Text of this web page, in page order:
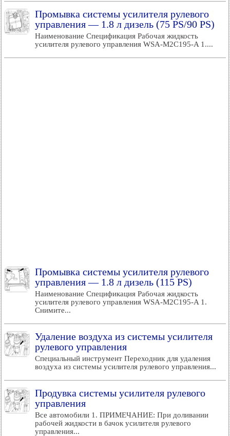
Промывка системы усилителя рулевого
управления — 1.8 л дизель (75 PS/90 PS)
Наименование Спецификация Рабочая жидкость
усилителя рулевого управления WSA-M2C195-A 1....
Промывка системы усилителя рулевого
управления — 1.8 л дизель (115 PS)
Наименование Спецификация Рабочая жидкость
усилителя рулевого управления WSA-M2C195-A 1.
Снимите...
Удаление воздуха из системы усилителя
рулевого управления
Специальный инструмент Переходник для удаления
воздуха из системы усилителя рулевого управления...
Продувка системы усилителя рулевого
управления
Все автомобили 1. ПРИМЕЧАНИЕ: При доливании
рабочей жидкости в бачок усилителя рулевого
управления...